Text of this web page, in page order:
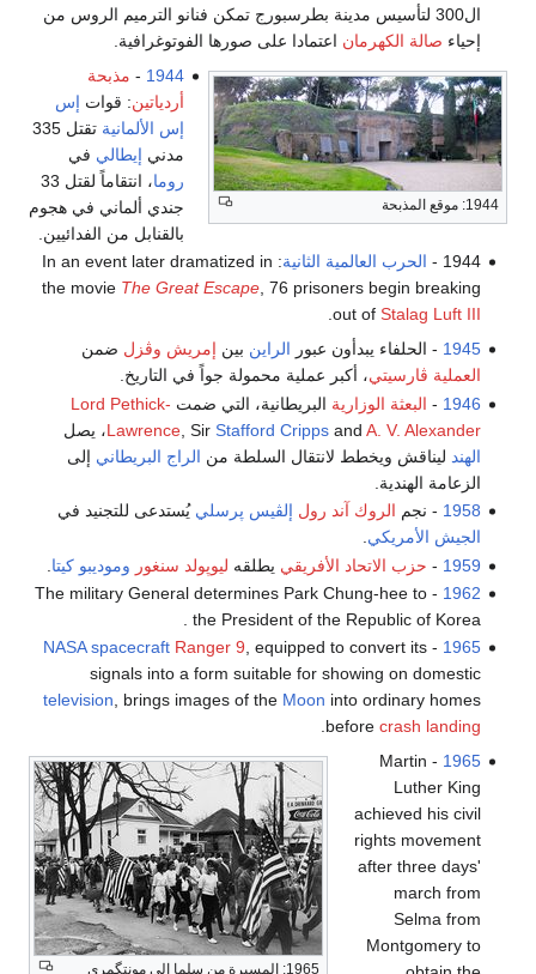
ال300 لتأسيس مدينة بطرسبورج تمكن فنانو الترميم الروس من
إحياء صالة الكهرمان اعتمادا على صورها الفوتوغرافية.
1944: موقع المذبحة
1944
- مذبحة
أردياتين: قوات إس
إس الألمانية
تقتل 335
مدني إيطالي في
روما
، انتقاماً لقتل 33
جندي ألماني في هجوم
بالقنابل من الفدائيين.
1944 -
الحرب العالمية الثانية
: In an event later dramatized in
the movie The Great Escape, 76 prisoners begin breaking
out of Stalag Luft III
.
1945 - الحلفاء يبدأون عبور الراين بين إمريش وڤزل ضمن
العملية ڤارسيتي، أكبر عملية محمولة جواً في التاريخ.
1946
- البعثة الوزارية البريطانية، التي ضمت Lord Pethick-
Lawrence, Sir Stafford Crippsand A. V. Alexander
، يصل
الهند ليناقش ويخطط لانتقال السلطة من الراج البريطاني إلى
الزعامة الهندية.
1958 - نجم الروك آند رول إلڤيس پرسلي يُستدعى للتجنيد في
الجيش الأمريكي.
1959
- حزب الاتحاد الأفريقي يطلقه ليوپولد سنغور وموديبو كيتا
1962
- The military General determines Park Chung-hee to
the President of the Republic of Korea .
1965
-
NASA spacecraft Ranger 9, equipped to convert its
signals into a form suitable for showing on domestic
television, brings images of the Moon into ordinary homes
before crash landing
.
1965: المسيرة من سلما إلى مونتگمري
1965
- Martin
Luther King
achieved his civil
rights movement
after three days'
march from
Selma from
Montgomery to